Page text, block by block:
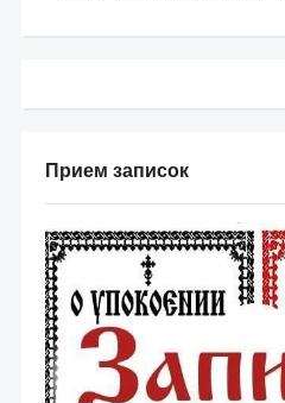
Прием записок